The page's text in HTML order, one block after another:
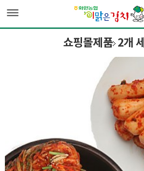
dehaze
쇼핑몰제품2개